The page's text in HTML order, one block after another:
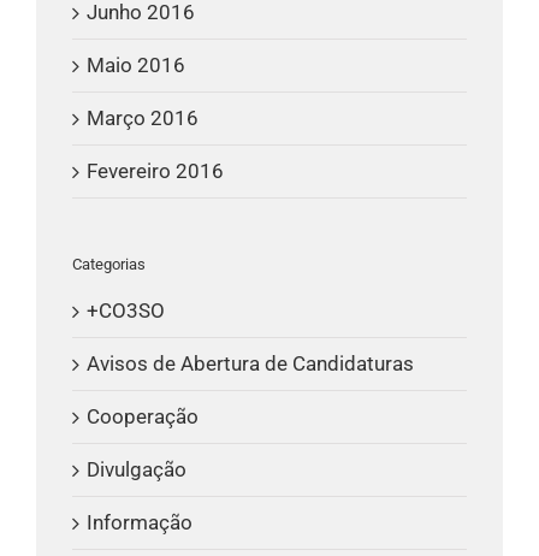
Junho 2016
Maio 2016
Março 2016
Fevereiro 2016
Categorias
+CO3SO
Avisos de Abertura de Candidaturas
Cooperação
Divulgação
Informação